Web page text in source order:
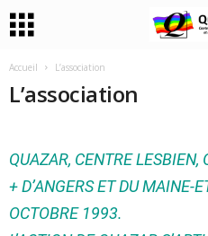
Accueil L’association
L’association
QUAZAR, CENTRE LESBIEN,
+ D’ANGERS ET DU MAINE-
OCTOBRE 1993.